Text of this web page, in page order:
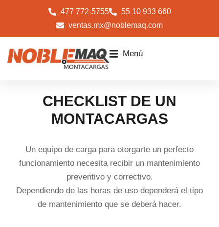
477 772-5755
55 10 933 660
ventas.mx@noblemaq.com
Menú
CHECKLIST DE UN
MONTACARGAS
Un equipo de carga para otorgarte un perfecto
funcionamiento necesita recibir un mantenimiento
preventivo y correctivo.
Dependiendo de las horas de uso dependerá el tipo
de mantenimiento que se deberá hacer.